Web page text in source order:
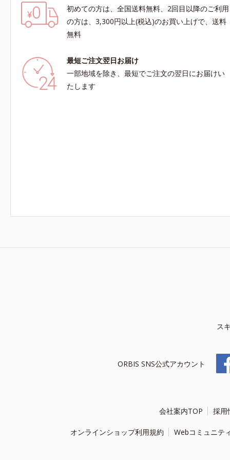
初めての方は、全国送料無料、2回目以降のご利用
の方は、3,300円以上(税込)のお買い上げで、送料
無料
最短ご注文翌日お届け
一部地域を除き、最短でご注文の翌日にお届けい
たします
ス
ORBIS SNS公式アカウント
会社案内TOP 採用
オンラインショップ利用規約 Webコミュニテ